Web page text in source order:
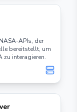
APIs, der
bereitstellt, um
zu interagieren.